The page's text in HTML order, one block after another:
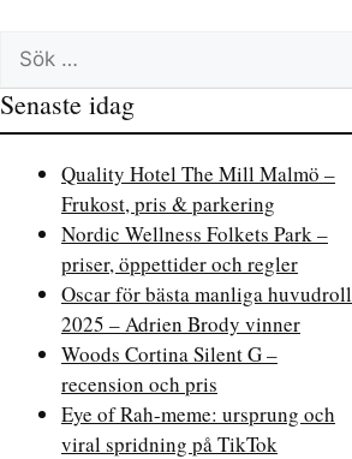
Sök
efter:
Senaste idag
Quality Hotel The Mill Malmö –
Frukost, pris & parkering
Nordic Wellness Folkets Park –
priser, öppettider och regler
Oscar för bästa manliga huvudroll
2025 – Adrien Brody vinner
Woods Cortina Silent G –
recension och pris
Eye of Rah-meme: ursprung och
viral spridning på TikTok